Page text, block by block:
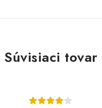
Súvisiaci tovar